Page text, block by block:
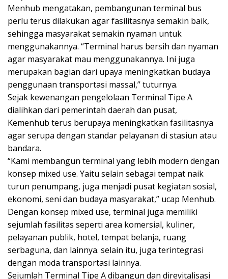
Menhub mengatakan, pembangunan terminal bus
perlu terus dilakukan agar fasilitasnya semakin baik,
sehingga masyarakat semakin nyaman untuk
menggunakannya. “Terminal harus bersih dan nyaman
agar masyarakat mau menggunakannya. Ini juga
merupakan bagian dari upaya meningkatkan budaya
penggunaan transportasi massal,” tuturnya.
Sejak kewenangan pengelolaan Terminal Tipe A
dialihkan dari pemerintah daerah dan pusat,
Kemenhub terus berupaya meningkatkan fasilitasnya
agar serupa dengan standar pelayanan di stasiun atau
bandara.
“Kami membangun terminal yang lebih modern dengan
konsep mixed use. Yaitu selain sebagai tempat naik
turun penumpang, juga menjadi pusat kegiatan sosial,
ekonomi, seni dan budaya masyarakat,” ucap Menhub.
Dengan konsep mixed use, terminal juga memiliki
sejumlah fasilitas seperti area komersial, kuliner,
pelayanan publik, hotel, tempat belanja, ruang
serbaguna, dan lainnya. selain itu, juga terintegrasi
dengan moda transportasi lainnya.
Sejumlah Terminal Tipe A dibangun dan direvitalisasi